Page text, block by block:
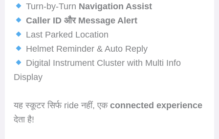
Turn-by-Turn Navigation Assist
Caller ID और Message Alert
Last Parked Location
Helmet Reminder & Auto Reply
Digital Instrument Cluster with Multi Info
Display
यह स्कूटर सिर्फ ride नहीं, एक connected experience
देता है!